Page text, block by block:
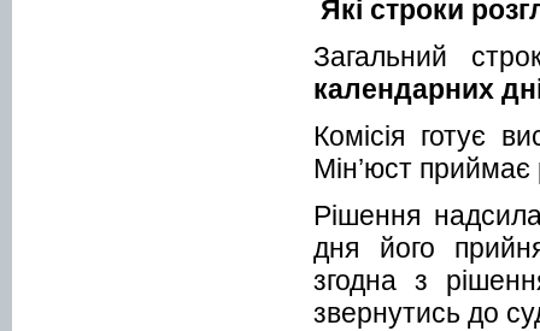
Які строки
Загальний
календарних
Комісія готує
Мін’юст
Рішення
дня його
згодна з
звернутись до